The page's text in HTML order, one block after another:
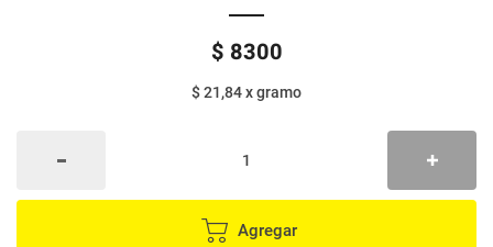
$ 8300
$ 21,84xgramo
Agregar